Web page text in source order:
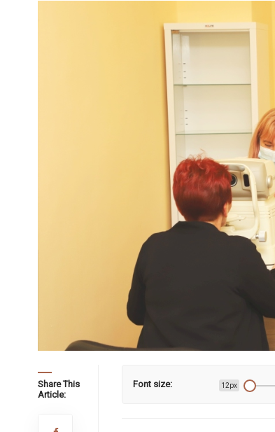
Share This
Article:
Font size: 12px